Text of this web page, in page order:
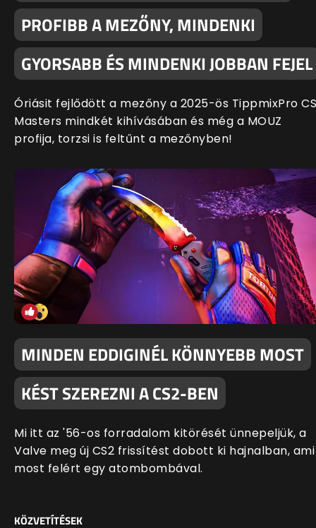
PROFIBB A MEZŐNY, MINDENKI
GYORSABB ÉS MINDENKI JOBBAN FEJEL
Óriásit fejlődött a mezőny a 2025-ös TippmixPro
Masters mindkét kihívásában és még a MOUZ
profija, torzsi is feltűnt a mezőnyben!
MINDEN EDDIGINÉL KÖNNYEBB MOST
KÉST SZEREZNI A CS2-BEN
Mi itt az '56-os forradalom kitörését ünnepeljük, a
Valve meg új CS2 frissítést dobott ki hajnalban, ami
most felért egy atombombával.
KÖZVETÍTÉSEK